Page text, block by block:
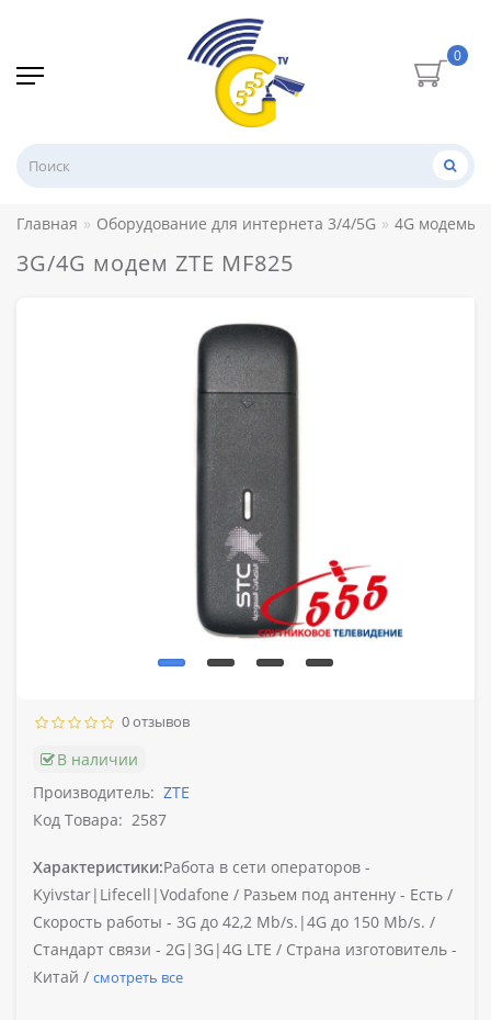
0
Главная Оборудование для интернета 3/4/5G 4G модемы
3G/4G модем ZTE MF825
0 отзывов
В наличии
Производитель: ZTE
Код Товара: 2587
Характеристики:Работа в сети операторов -
Kyivstar|Lifecell|Vodafone / Разьем под антенну - Есть /
Скорость работы - 3G до 42,2 Mb/s.|4G до 150 Mb/s. /
Стандарт связи - 2G|3G|4G LTE / Страна изготовитель -
Китай / смотреть все